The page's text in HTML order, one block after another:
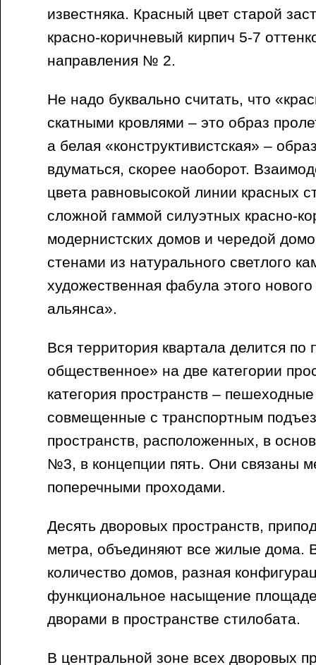
известняка. Красный цвет старой
красно-коричневый кирпич 5-7
направления № 2.
Не надо буквально считать, что
скатными кровлями – это образ
а белая «конструктивистская» –
вдуматься, скорее наоборот.
цвета равновысокой линии красных
сложной гаммой силуэтных красно-
модернистских домов и чередой
стенами из натурального светлого
художественная фабула этого
альянса».
Вся территория квартала делится по
общественное» на две категории
категория пространств –
совмещенные с транспортным
пространств, расположенных, в
№3, в концепции пять. Они связаны
поперечными проходами.
Десять дворовых пространств,
метра, объединяют все жилые дома.
количество домов, разная
функциональное насыщение
дворами в пространстве стилобата.
В центральной зоне всех дворовых